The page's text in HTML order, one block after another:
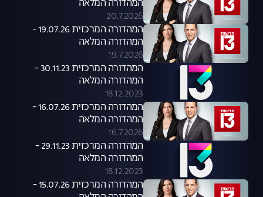
המהדורה המלאה
20.7.2026
המהדורה המרכזית 19.07.26 -
המהדורה המלאה
19.7.2026
המהדורה המרכזית 30.11.23 -
המהדורה המלאה
18.12.2023
המהדורה המרכזית 16.07.26 -
המהדורה המלאה
16.7.2026
המהדורה המרכזית 29.11.23 -
המהדורה המלאה
18.12.2023
המהדורה המרכזית 15.07.26 -